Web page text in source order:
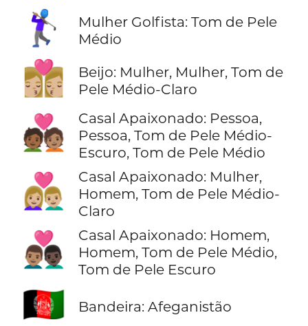
🏌🏽‍♀️
Mulher Golfista: Tom de Pele
Médio
👩🏼‍❤️‍💋‍👩🏼
Beijo: Mulher, Mulher, Tom de
Pele Médio-Claro
🧑🏾‍❤️‍🧑🏽
Casal Apaixonado: Pessoa,
Pessoa, Tom de Pele Médio-
Escuro, Tom de Pele Médio
👩🏼‍❤️‍👨🏼
Casal Apaixonado: Mulher,
Homem, Tom de Pele Médio-
Claro
👨🏽‍❤️‍👨🏿
Casal Apaixonado: Homem,
Homem, Tom de Pele Médio,
Tom de Pele Escuro
🇦🇫 Bandeira: Afeganistão